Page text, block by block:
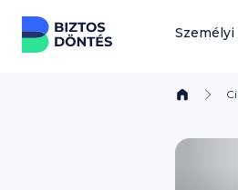
Ugrás a tartalomhoz